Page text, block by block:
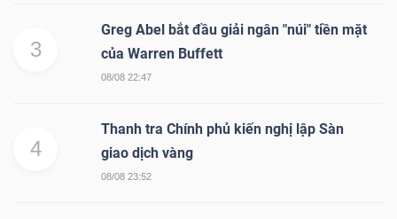
3
Greg Abel bắt đầu giải ngân "núi" tiền mặt
của Warren Buffett
08/08 22:47
4
Thanh tra Chính phủ kiến nghị lập Sàn
giao dịch vàng
08/08 23:52